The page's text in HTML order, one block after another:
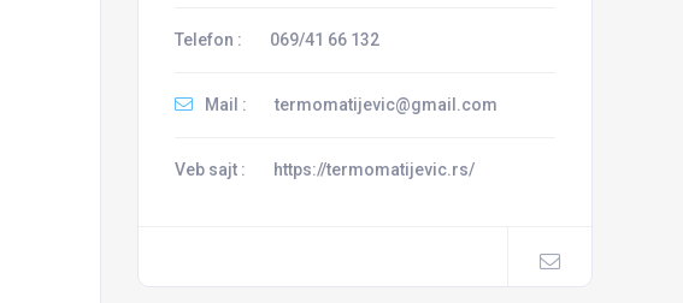
Telefon : 069/41 66 132
Mail : termomatijevic@gmail.com
Veb sajt : https://termomatijevic.rs/